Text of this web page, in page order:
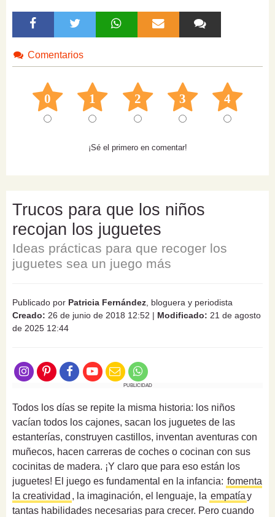
Comentarios
0 1 2 3 4
¡Sé el primero en comentar!
Trucos para que los niños
recojan los juguetes
Ideas prácticas para que recoger los
juguetes sea un juego más
Publicado por Patricia Fernández , bloguera y periodista
Creado: 26 de junio de 2018 12:52 | Modificado: 21 de agosto
de 2025 12:44
PUBLICIDAD
Todos los días se repite la misma historia: los niños
vacían todos los cajones, sacan los juguetes de las
estanterías, construyen castillos, inventan aventuras con
muñecos, hacen carreras de coches o cocinan con sus
cocinitas de madera. ¡Y claro que para eso están los
juguetes! El juego es fundamental en la infancia: fomenta
la creatividad , la imaginación, el lenguaje, la empatíay
tantas habilidades necesarias para crecer. Pero cuando